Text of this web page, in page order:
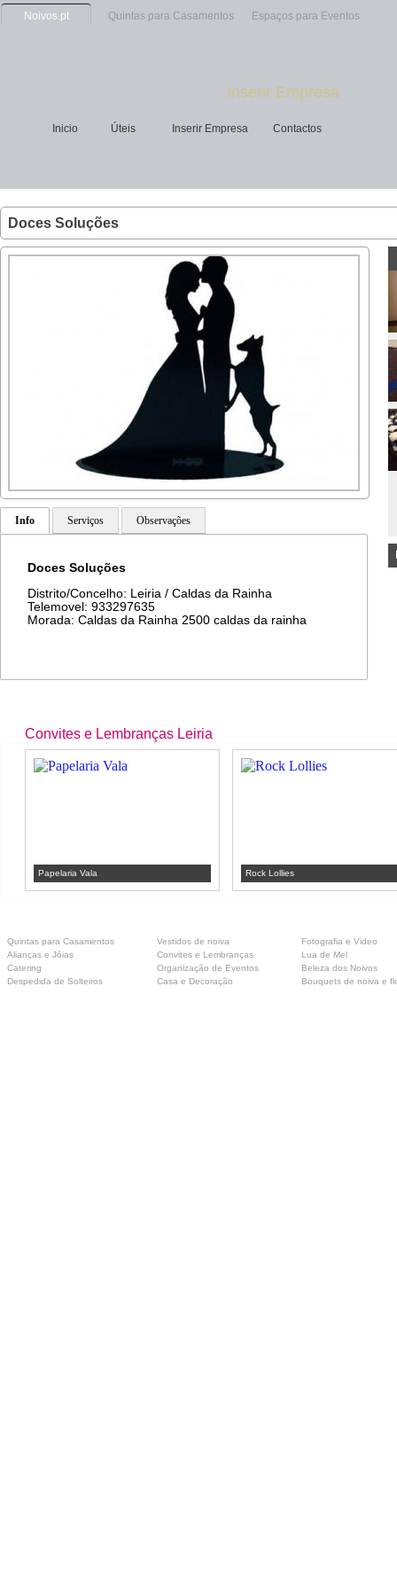
Inserir Empresa
Inicio Úteis Inserir Empresa Contactos
Noivos.pt Quintas para Casamentos Espaços para Eventos
Doces Soluções
Info Serviços Observações
Doces Soluções
Distrito/Concelho: Leiria / Caldas da Rainha
Telemovel: 933297635
Morada: Caldas da Rainha 2500 caldas da rainha
Convites e Lembranças Leiria
Papelaria Vala Rock Lollies
Quintas para Casamentos Vestidos de noiva
Fotografia e Video
Alianças e Jóias
Convites e Lembranças
Lua de Mel
Catering
Organização de Eventos
Beleza dos Noivos
Despedida de Solteiros
Casa e Decoração Bouquets de noiva e